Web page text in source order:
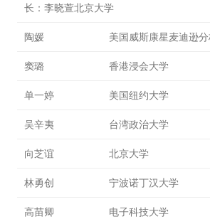
长：李晓萱北京大学
陶媛 美国威斯康星麦迪逊
窦璐 香港浸会大学
单一婷 美国纽约大学
吴辛夷 台湾政治大学
向芝谊 北京大学
林勇创 宁波诺丁汉大学
高苗卿 电子科技大学